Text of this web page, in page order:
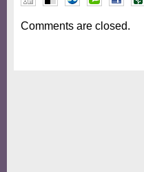
Comments are closed.